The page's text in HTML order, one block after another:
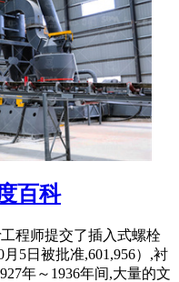
百科
工程师提交了插入式螺栓
5日被批准,601,956）,衬
年～1936年间,大量的文